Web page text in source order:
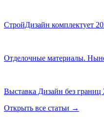
СтройДизайн комплектует
Отделочные материалы.
Выставка Дизайн без границ
Открыть все статьи →